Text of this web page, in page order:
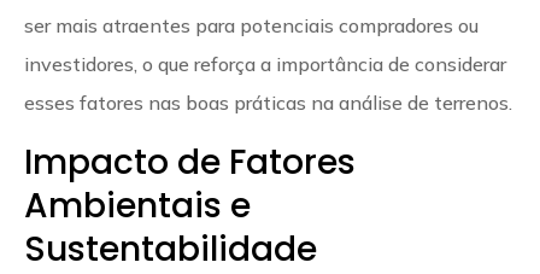
ser mais atraentes para potenciais compradores ou
investidores, o que reforça a importância de considerar
esses fatores nas boas práticas na análise de terrenos.
Impacto de Fatores
Ambientais e
Sustentabilidade